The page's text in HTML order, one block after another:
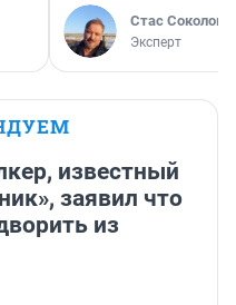
Стас Соколов
Эксперт
известный
заявил что
из